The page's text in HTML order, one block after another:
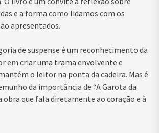
e a forma como lidamos com os
apresentados.
de suspense é um reconhecimento da
em criar uma trama envolvente e
o leitor na ponta da cadeira. Mas é
da importância de “A Garota da
obra que fala diretamente ao coração e à